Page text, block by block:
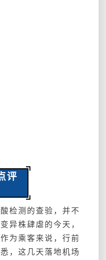
评
检测的查验，并不
异株肆虐的今天，
为乘客来说，行前
，这几天落地机场